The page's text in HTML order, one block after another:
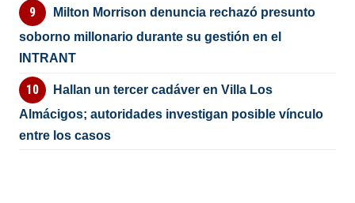
Milton Morrison denuncia rechazó presunto
soborno millonario durante su gestión en el
INTRANT
Hallan un tercer cadáver en Villa Los
Almácigos; autoridades investigan posible vínculo
entre los casos